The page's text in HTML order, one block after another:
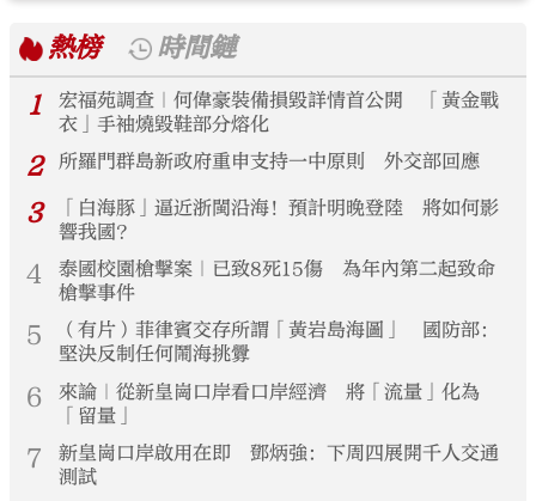
熱榜
時間鏈
1
宏福苑調查｜何偉豪裝備損毀詳情首公開 「黃金戰
衣」手袖燒毀鞋部分熔化
2 所羅門群島新政府重申支持一中原則 外交部回應
3
「白海豚」逼近浙閩沿海！預計明晚登陸 將如何影
響我國？
4
泰國校園槍擊案｜已致8死15傷 為年內第二起致命
槍擊事件
5
（有片）菲律賓交存所謂「黃岩島海圖」 國防部：
堅決反制任何鬧海挑釁
6
來論｜從新皇崗口岸看口岸經濟 將「流量」化為
「留量」
7
新皇崗口岸啟用在即 鄧炳強：下周四展開千人交通
測試